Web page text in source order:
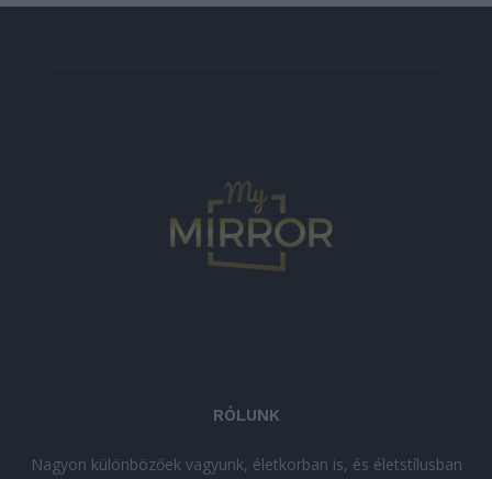
RÓLUNK
Nagyon különbözőek vagyunk, életkorban is, és életstílusban